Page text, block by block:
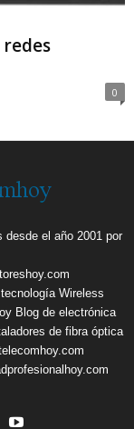
redes
0
desde el año 2001 por
Wireless
Blog de electrónica
de fibra óptica